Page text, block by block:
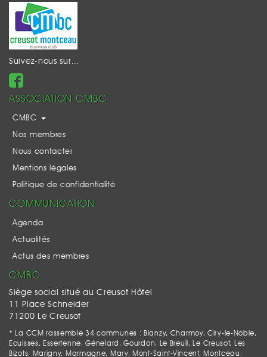
Suivez-nous sur…
ASSOCIATION CMBC
CMBC
Nos membres
Nous contacter
Mentions légales
Politique de confidentialité
COMMUNICATION
Agenda
Actualités
Actus des membres
CMBC
Siège social situé au Creusot Hôtel
11 Place Schneider
71200 Le Creusot
* La CCM rassemble 34 communes : Blanzy, Charmoy, Ciry-le-Noble,
Ecuisses, Essertenne, Génelard, Gourdon, Le Breuil, Le Creusot, Les
Bizots, Marigny, Marmagne, Mary, Mont-Saint-Vincent, Montceau,